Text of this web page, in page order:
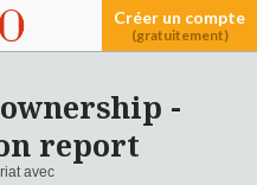
Créer un compte
(gratuitement)
-
report
avec